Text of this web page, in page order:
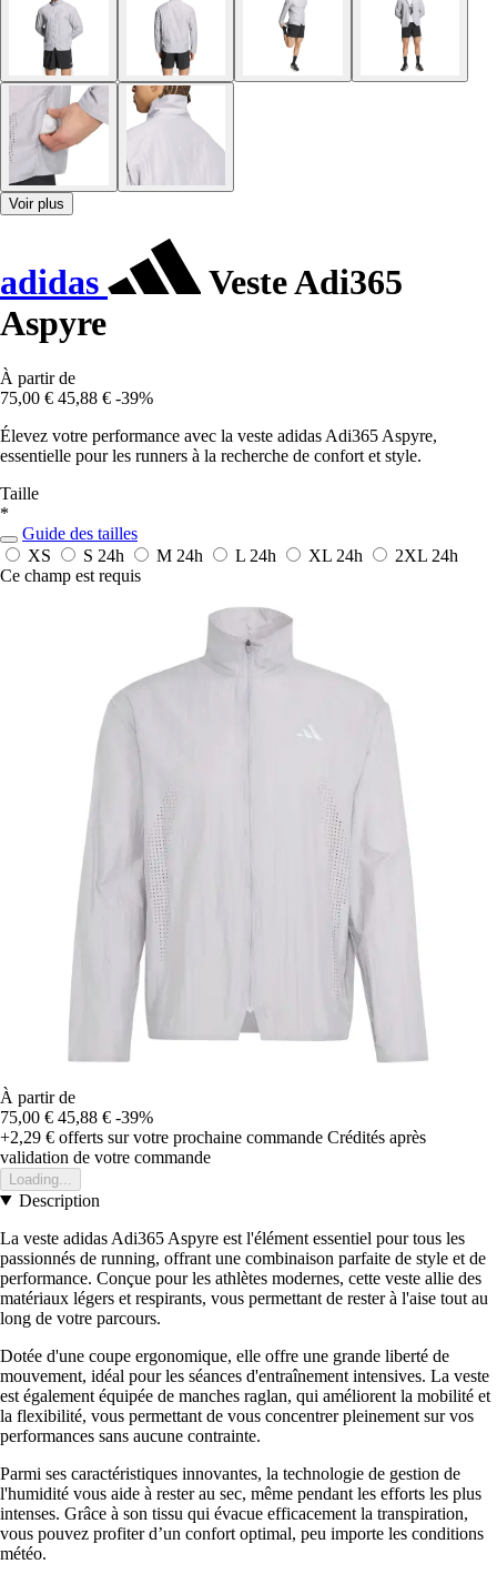
Voir plus
adidas
Veste Adi365
Aspyre
À partir de
75,00 € 45,88 € -39%
Élevez votre performance avec la veste adidas Adi365 Aspyre,
essentielle pour les runners à la recherche de confort et style.
Taille
*
Guide des tailles
XS
S 24h M 24h L 24h XL 24h 2XL 24h
Ce champ est requis
À partir de
75,00 € 45,88 € -39%
+2,29 € offerts sur votre prochaine commande Crédités après
validation de votre commande
Loading...
Description
La veste adidas Adi365 Aspyre est l'élément essentiel pour tous les
passionnés de running, offrant une combinaison parfaite de style et de
performance. Conçue pour les athlètes modernes, cette veste allie des
matériaux légers et respirants, vous permettant de rester à l'aise tout au
long de votre parcours.
Dotée d'une coupe ergonomique, elle offre une grande liberté de
mouvement, idéal pour les séances d'entraînement intensives. La veste
est également équipée de manches raglan, qui améliorent la mobilité et
la flexibilité, vous permettant de vous concentrer pleinement sur vos
performances sans aucune contrainte.
Parmi ses caractéristiques innovantes, la technologie de gestion de
l'humidité vous aide à rester au sec, même pendant les efforts les plus
intenses. Grâce à son tissu qui évacue efficacement la transpiration,
vous pouvez profiter d’un confort optimal, peu importe les conditions
météo.